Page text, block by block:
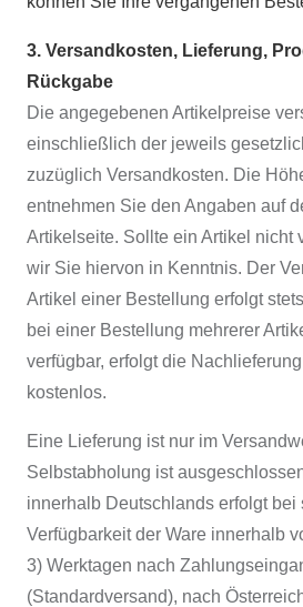
3. Versandkosten, Lieferung,
Rückgabe
Die angegebenen Artikelpreise
einschließlich der jeweils
zuzüglich Versandkosten. Die
entnehmen Sie den Angaben auf
Artikelseite. Sollte ein Artikel nicht
wir Sie hiervon in Kenntnis. Der
Artikel einer Bestellung erfolgt
bei einer Bestellung mehrerer
verfügbar, erfolgt die
kostenlos.
Eine Lieferung ist nur im
Selbstabholung ist
innerhalb Deutschlands erfolgt bei
Verfügbarkeit der Ware innerhalb
3) Werktagen nach
(Standardversand), nach